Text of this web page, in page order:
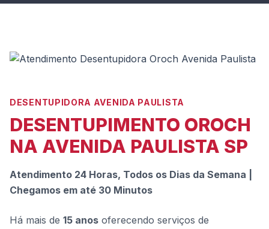
DESENTUPIDORA AVENIDA PAULISTA
DESENTUPIMENTO OROCH
NA AVENIDA PAULISTA SP
Atendimento 24 Horas, Todos os Dias da Semana |
Chegamos em até 30 Minutos
Há mais de 15 anos oferecendo serviços de